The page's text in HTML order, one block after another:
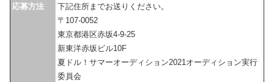
応募方法
下記住所までお送りください。
〒107-0052
東京都港区赤坂4-9-25
新東洋赤坂ビル10F
夏ドル！サマーオーディション2021オーディション実行
委員会